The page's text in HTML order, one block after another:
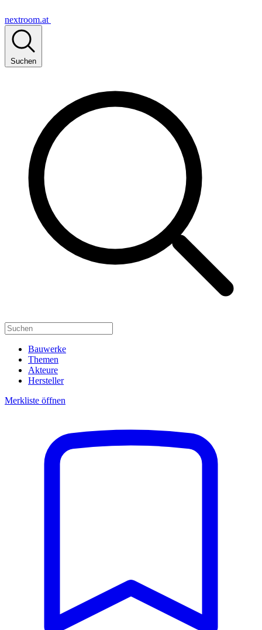
nextroom.at
Suchen
Bauwerke
Themen
Akteure
Hersteller
Merkliste öffnen